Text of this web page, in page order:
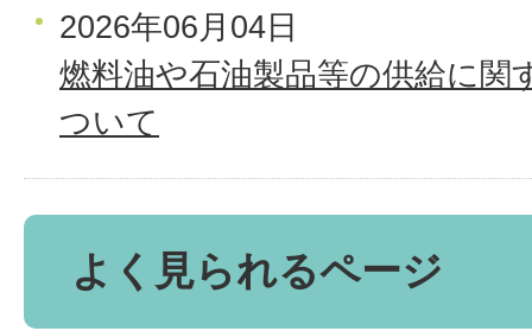
2026年06月04日
燃料油や石油製品等の供給に関
ついて
よく見られるページ